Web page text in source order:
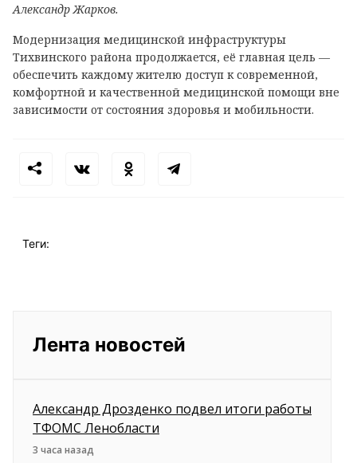
Александр Жарков.
Модернизация медицинской инфраструктуры
Тихвинского района продолжается, её главная цель —
обеспечить каждому жителю доступ к современной,
комфортной и качественной медицинской помощи вне
зависимости от состояния здоровья и мобильности.
Теги:
Лента новостей
Александр Дрозденко подвел итоги работы
ТФОМС Ленобласти
3 часа назад